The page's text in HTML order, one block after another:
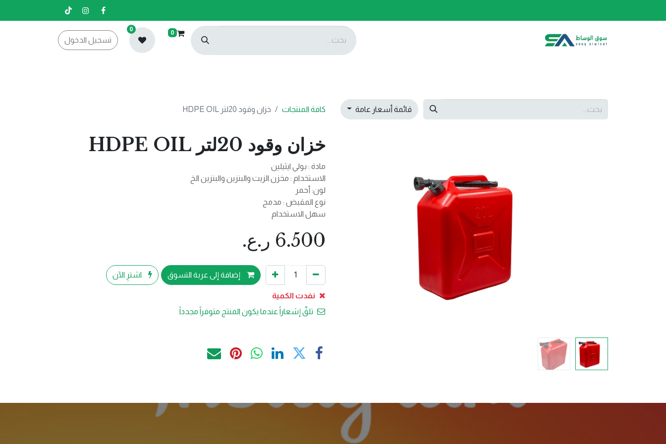
0
0
تسجيل الدخول
قائمة أسعار عامة كافة المنتجات خزان وقود 20لتر HDPE OIL
خزان وقود 20لتر HDPE OIL
مادة : بولي ايثيلين
الاستخدام : مخزن الزيت والبنزين والبنزين الخ
لون: أحمر
نوع المقبض : مدمج
سهل الاستخدام
6.500 ر.ع.
إضافة إلى عربة التسوق اشترِ الآن
نفدت الكمية
تلقّ إشعاراً عندما يكون المنتج متوفراً مجدداً